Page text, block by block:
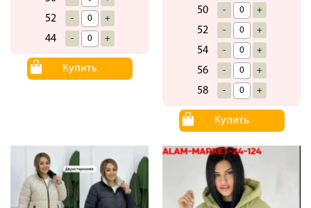
52 - +
44 - +
Купить
50 - +
52 - +
54 - +
56 - +
58 - +
Купить